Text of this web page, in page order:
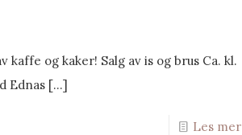
og kaker! Salg av is og brus Ca. kl.
Ednas[…]
Les mer